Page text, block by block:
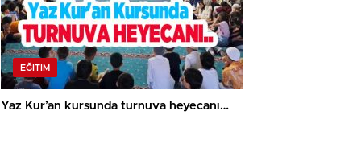
EĞITIM
Yaz Kur’an kursunda turnuva heyecanı…